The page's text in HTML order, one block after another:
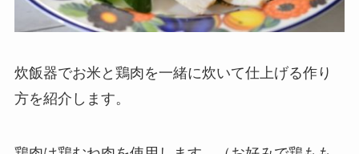
炊飯器でお米と鶏肉を一緒に炊いて仕上げる作り
方を紹介します。